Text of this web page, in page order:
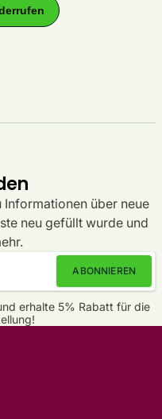
über neue
neu gefüllt wurde und
ABONNIEREN
erhalte 5% Rabatt für die